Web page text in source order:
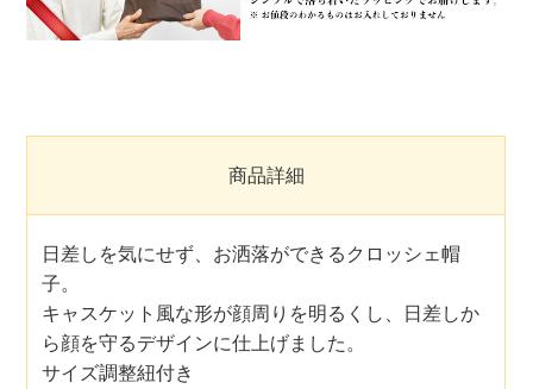
商品詳細
日差しを気にせず、お洒落ができるクロッシェ帽
子。
キャスケット風な形が顔周りを明るくし、日差しか
ら顔を守るデザインに仕上げました。
サイズ調整紐付き